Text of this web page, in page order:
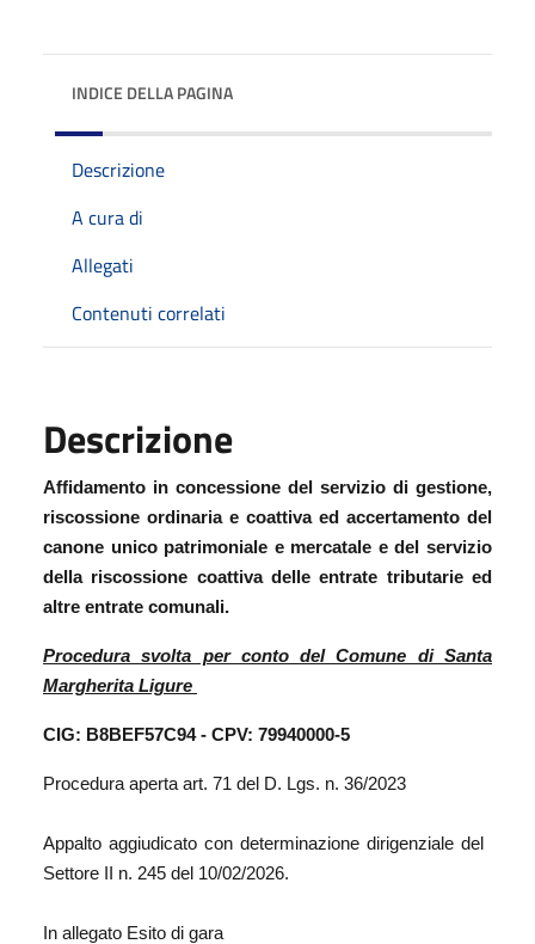
INDICE DELLA PAGINA
Descrizione
A cura di
Allegati
Contenuti correlati
Descrizione
Affidamento in concessione del servizio di gestione,
riscossione ordinaria e coattiva ed accertamento del
canone unico patrimoniale e mercatale e del servizio
della riscossione coattiva delle entrate tributarie ed
altre entrate comunali.
Procedura svolta per conto del Comune di Santa
Margherita Ligure
CIG: B8BEF57C94 - CPV: 79940000-5
Procedura aperta art. 71 del D. Lgs. n. 36/2023
Appalto aggiudicato con determinazione dirigenziale del
Settore II n. 245 del 10/02/2026.
In allegato Esito di gara